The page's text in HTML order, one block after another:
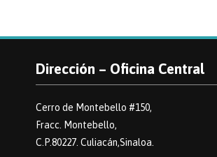
Dirección – Oficina Central
Cerro de Montebello #150,
Fracc. Montebello,
C.P.80227. Culiacán,Sinaloa.